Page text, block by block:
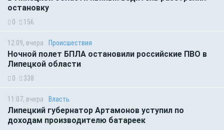
остановку
0 156
12:09, вчера Происшествия
Ночной полет БПЛА остановили российские ПВО в
Липецкой области
0 338
11:07, вчера Власть
Липецкий губернатор Артамонов уступил по
доходам производителю батареек